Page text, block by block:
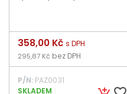
Cena
358,00 Kč s DPH
295,87 Kč bez DPH
P/N: PAZ0031
SKLADEM